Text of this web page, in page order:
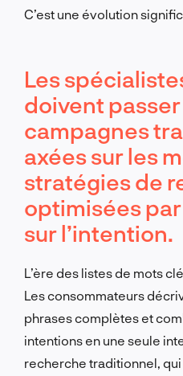
C’est une évolution
Les
doivent
campagnes
axées sur les
stratégies de
optimisées par
sur l’intention.
L’ère des listes de mots
Les consommateurs
phrases complètes et
intentions en une seule
recherche traditionnel,